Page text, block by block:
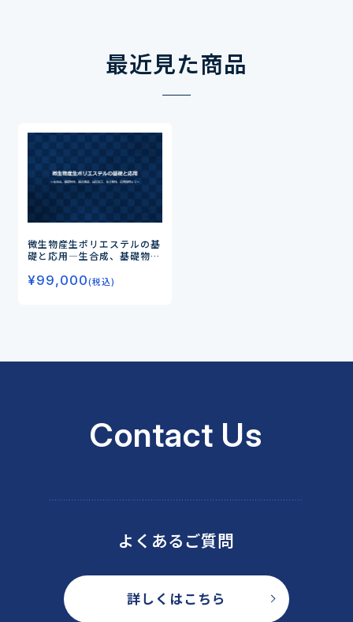
最近見た商品
微生物産生ポリエステルの基
礎と応用―生合成、基礎物
分解性、応用展開まで―
¥99,000(税込)
Contact Us
よくあるご質問
詳しくはこちら